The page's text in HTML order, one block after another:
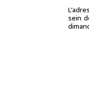
sein